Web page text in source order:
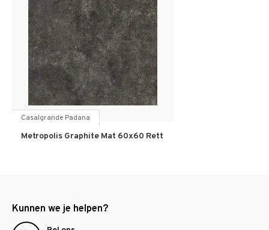
Casalgrande Padana
Metropolis Graphite Mat 60x60 Rett
Kunnen we je helpen?